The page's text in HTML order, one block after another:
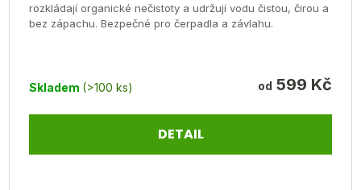
4,7
z
Skladem (>100 ks) od 599 Kč
DETAIL
rozkládají organické nečistoty a udržují vodu čistou, čirou a
bez zápachu. Bezpečné pro čerpadla a závlahu.